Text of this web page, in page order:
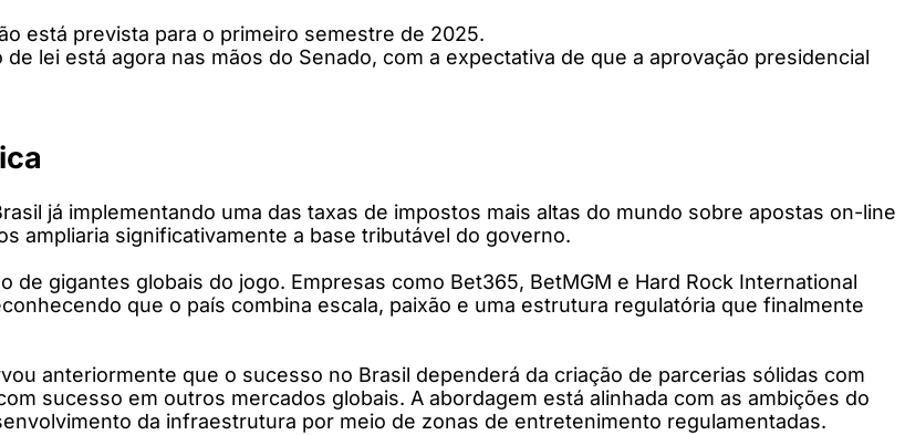
está prevista para o primeiro semestre de 2025.
lei está agora nas mãos do Senado, com a expectativa de que a aprovação presidencial
já implementando uma das taxas de impostos mais altas do mundo sobre apostas on-line
ampliaria significativamente a base tributável do governo.
de gigantes globais do jogo. Empresas como Bet365, BetMGM e Hard Rock International
que o país combina escala, paixão e uma estrutura regulatória que finalmente
anteriormente que o sucesso no Brasil dependerá da criação de parcerias sólidas com
sucesso em outros mercados globais. A abordagem está alinhada com as ambições do
da infraestrutura por meio de zonas de entretenimento regulamentadas.